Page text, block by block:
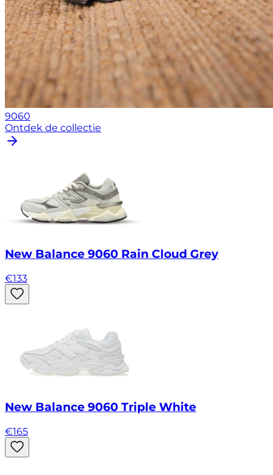
9060
Ontdek de collectie
New Balance 9060 Rain Cloud Grey
€133
New Balance 9060 Triple White
€165